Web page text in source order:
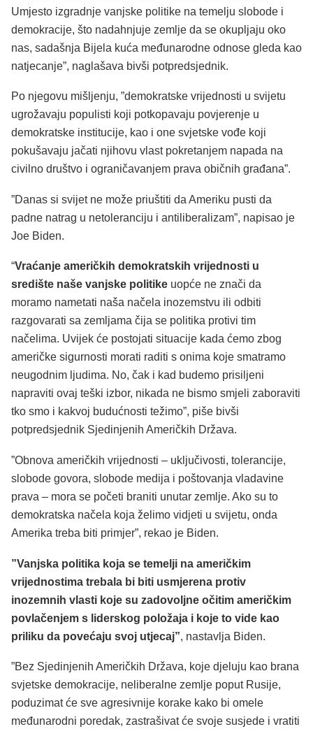
Umjesto izgradnje vanjske politike na temelju slobode i
demokracije, što nadahnjuje zemlje da se okupljaju oko
nas, sadašnja Bijela kuća međunarodne odnose gleda kao
natjecanje”, naglašava bivši potpredsjednik.
Po njegovu mišljenju, ”demokratske vrijednosti u svijetu
ugrožavaju populisti koji potkopavaju povjerenje u
demokratske institucije, kao i one svjetske vođe koji
pokušavaju jačati njihovu vlast pokretanjem napada na
civilno društvo i ograničavanjem prava običnih građana”.
”Danas si svijet ne može priuštiti da Ameriku pusti da
padne natrag u netoleranciju i antiliberalizam”, napisao je
Joe Biden.
“Vraćanje američkih demokratskih vrijednosti u
središte naše vanjske politike uopće ne znači da
moramo nametati naša načela inozemstvu ili odbiti
razgovarati sa zemljama čija se politika protivi tim
načelima. Uvijek će postojati situacije kada ćemo zbog
američke sigurnosti morati raditi s onima koje smatramo
neugodnim ljudima. No, čak i kad budemo prisiljeni
napraviti ovaj teški izbor, nikada ne bismo smjeli zaboraviti
tko smo i kakvoj budućnosti težimo”, piše bivši
potpredsjednik Sjedinjenih Američkih Država.
”Obnova američkih vrijednosti – uključivosti, tolerancije,
slobode govora, slobode medija i poštovanja vladavine
prava – mora se početi braniti unutar zemlje. Ako su to
demokratska načela koja želimo vidjeti u svijetu, onda
Amerika treba biti primjer”, rekao je Biden.
”Vanjska politika koja se temelji na američkim
vrijednostima trebala bi biti usmjerena protiv
inozemnih vlasti koje su zadovoljne očitim američkim
povlačenjem s liderskog položaja i koje to vide kao
priliku da povećaju svoj utjecaj”, nastavlja Biden.
”Bez Sjedinjenih Američkih Država, koje djeluju kao brana
svjetske demokracije, neliberalne zemlje poput Rusije,
poduzimat će sve agresivnije korake kako bi omele
međunarodni poredak, zastrašivat će svoje susjede i vratiti